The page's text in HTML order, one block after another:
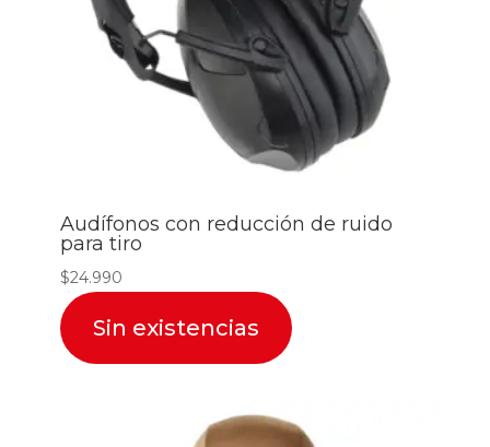
Audífonos con reducción de ruido
para tiro
$24.990
Sin existencias